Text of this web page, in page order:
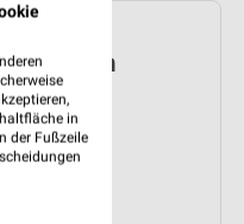
Mi. den
bis 30. Sep.
erstellen
in
der Fußzeile